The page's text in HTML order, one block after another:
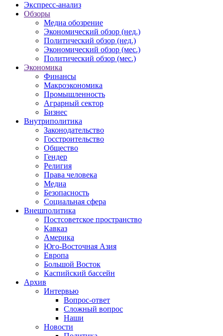
Экспресс-анализ
Обзоры
Медиа обозрение
Экономический обзор (нед.)
Политический обзор (нед.)
Экономический обзор (мес.)
Политический обзор (мес.)
Экономика
Финансы
Макроэкономика
Промышленность
Аграрный сектор
Бизнес
Внутриполитика
Законодательство
Госстроительство
Общество
Гендер
Религия
Права человека
Медиа
Безопасность
Социальная сфера
Внешполитика
Постсоветское пространство
Кавказ
Америка
Юго-Восточная Азия
Европа
Большой Восток
Каспийский бассейн
Архив
Интервью
Вопрос-ответ
Сложный вопрос
Наши
Новости